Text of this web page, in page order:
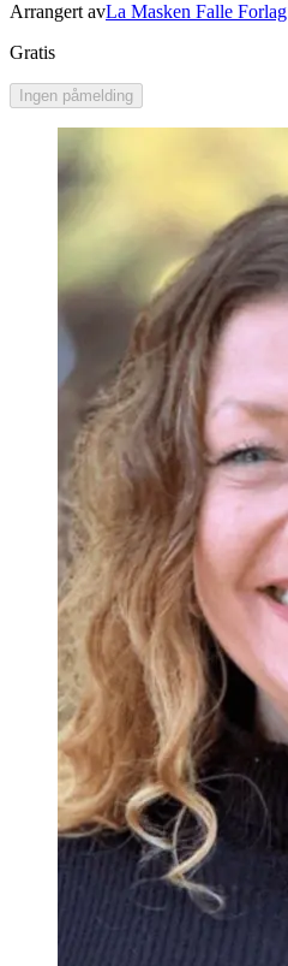
Arrangert avLa Masken Falle Forlag
Gratis
Ingen påmelding